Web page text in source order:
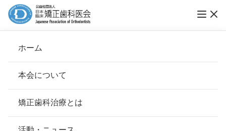
ホーム
本会について
会長挨拶
基本理念
矯正歯科治療とは
安心して治療を受けていただくための「6つの指針」
ホーム 会員医院検索
仙台東口矯正歯科